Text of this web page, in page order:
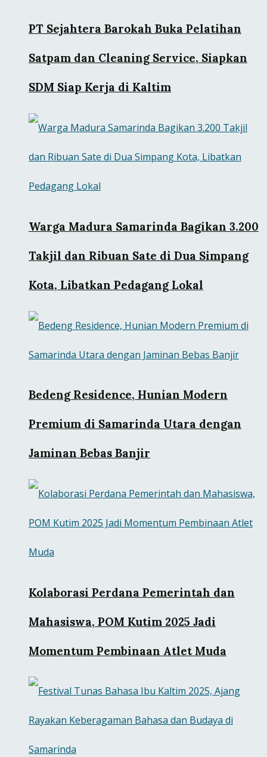
PT Sejahtera Barokah Buka Pelatihan
Satpam dan Cleaning Service, Siapkan
SDM Siap Kerja di Kaltim
Warga Madura Samarinda Bagikan 3.200
Takjil dan Ribuan Sate di Dua Simpang
Kota, Libatkan Pedagang Lokal
Bedeng Residence, Hunian Modern
Premium di Samarinda Utara dengan
Jaminan Bebas Banjir
Kolaborasi Perdana Pemerintah dan
Mahasiswa, POM Kutim 2025 Jadi
Momentum Pembinaan Atlet Muda